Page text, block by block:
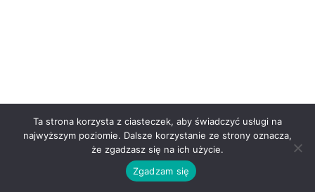
Ta strona korzysta z ciasteczek, aby świadczyć usługi na
najwyższym poziomie. Dalsze korzystanie ze strony oznacza,
że zgadzasz się na ich użycie.
Zgadzam się